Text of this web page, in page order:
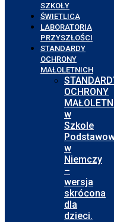
SZKOŁY
ŚWIETLICA
LABORATORIA
PRZYSZŁOŚCI
STANDARDY
OCHRONY
MAŁOLETNICH
OCHRONY
w
Szkole
w
Niemczy
–
wersja
skrócona
dla
dzieci.